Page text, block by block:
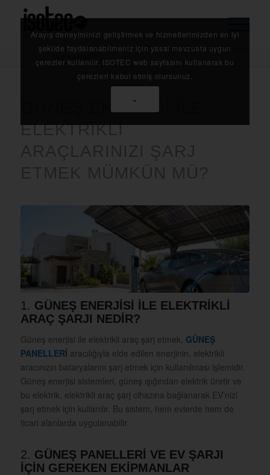
Anasayfa / Blog /
GÜNEŞ ENERJİSİ İLE ELEKTRİKLİ ARAÇLARINIZI ŞARJ ETMEK
MÜMKÜN MÜ?...
GÜNEŞ ENERJİSİ İLE
ELEKTRİKLİ
1. GÜNEŞ ENERJİSİ İLE ELEKTRİKLİ
ARAÇ ŞARJI NEDİR?
Güneş enerjisi ile elektrikli araç şarj etmek, GÜNEŞ
PANELLERİ aracılığıyla elde edilen enerjinin, elektrikli
aracınızın bataryalarını şarj etmek için kullanılması işlemidir.
Güneş enerjisi sistemleri, güneş ışığından elektrik üretir ve
bu elektrik, elektrikli araç şarj cihazına bağlanarak EV’nizi
şarj etmek için kullanılır. Bu sistem, hem evlerde hem de
ticari alanlarda uygulanabilir.
2. GÜNEŞ PANELLERİ VE EV ŞARJI
İÇİN GEREKEN EKİPMANLAR
Arayış deneyiminizi geliştirmek ve hizmetlerimizden en iyi
şekilde faydalanabilmeniz için yasal mevzuata uygun
çerezler kullanılır. ISOTEC web sayfasını kullanarak bu
çerezleri kabul etmiş olursunuz.
×